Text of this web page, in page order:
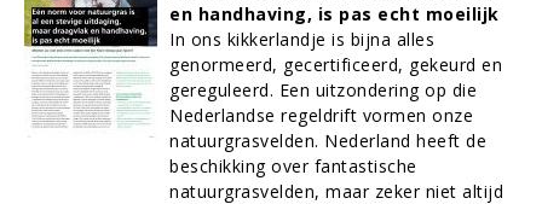
en handhaving, is pas echt moeilijk
In ons kikkerlandje is bijna alles
genormeerd, gecertificeerd, gekeurd en
gereguleerd. Een uitzondering op die
Nederlandse regeldrift vormen onze
natuurgrasvelden. Nederland heeft de
beschikking over fantastische
natuurgrasvelden, maar zeker niet altijd